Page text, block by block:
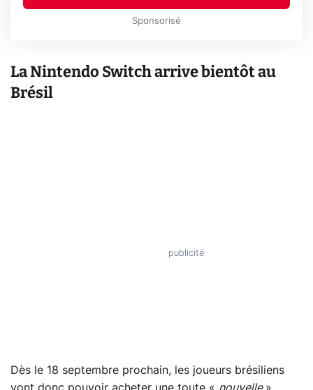
Sponsorisé
La Nintendo Switch arrive bientôt au
Brésil
Dès le 18 septembre prochain, les joueurs brésiliens